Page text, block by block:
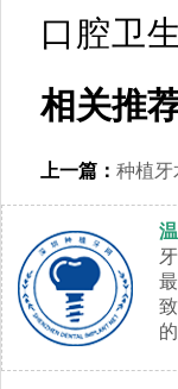
口腔卫
相关推
上一篇： 种植牙